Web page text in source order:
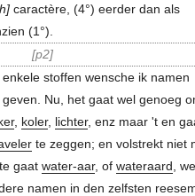
caractère, (4°) eerder dan als
(1°).
p2
stoffen wensche ik namen
Nu, het gaat wel genoeg
, koler, lichter, enz maar 't en
te zeggen; en volstrekt niet
gaat water-aar, of wateraard ,
namen in den zelfsten